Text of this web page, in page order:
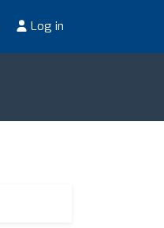
Log in